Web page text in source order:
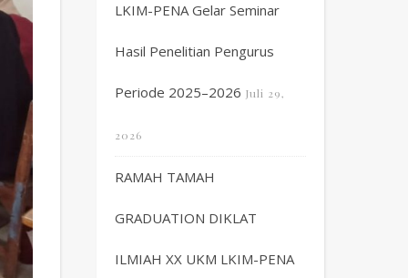
LKIM-PENA Gelar Seminar
Hasil Penelitian Pengurus
Periode 2025–2026 Juli 29,
2026
RAMAH TAMAH
GRADUATION DIKLAT
ILMIAH XX UKM LKIM-PENA